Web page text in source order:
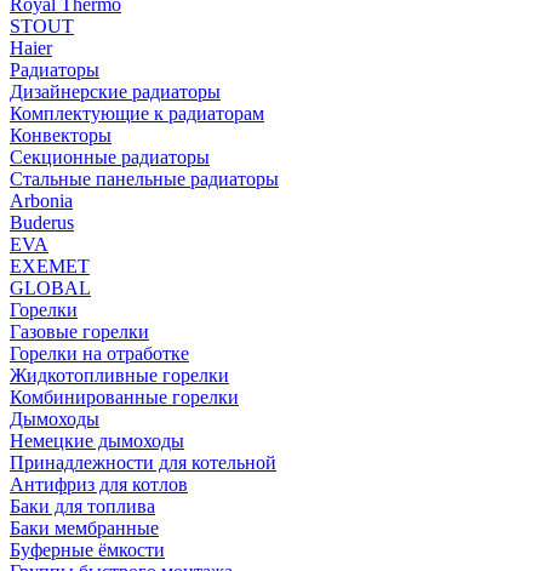
Royal Thermo
STOUT
Haier
Радиаторы
Дизайнерские радиаторы
Комплектующие к радиаторам
Конвекторы
Секционные радиаторы
Стальные панельные радиаторы
Arbonia
Buderus
EVA
EXEMET
GLOBAL
Горелки
Газовые горелки
Горелки на отработке
Жидкотопливные горелки
Комбинированные горелки
Дымоходы
Немецкие дымоходы
Принадлежности для котельной
Антифриз для котлов
Баки для топлива
Баки мембранные
Буферные ёмкости